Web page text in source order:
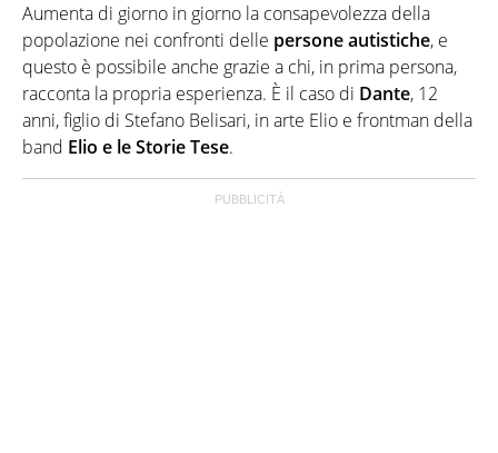
Aumenta di giorno in giorno la consapevolezza della
popolazione nei confronti delle persone autistiche, e
questo è possibile anche grazie a chi, in prima persona,
racconta la propria esperienza. È il caso di Dante, 12
anni, figlio di Stefano Belisari, in arte Elio e frontman della
band Elio e le Storie Tese.